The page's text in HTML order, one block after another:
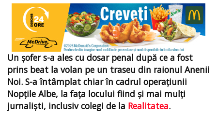
Un șofer s-a ales cu dosar penal după ce a fost
prins beat la volan pe un traseu din raionul Anenii
Noi. S-a întâmplat chiar în cadrul operațiunii
Nopţile Albe, la faţa locului fiind şi mai mulţi
jurnaliști, inclusiv colegi de la Realitatea.